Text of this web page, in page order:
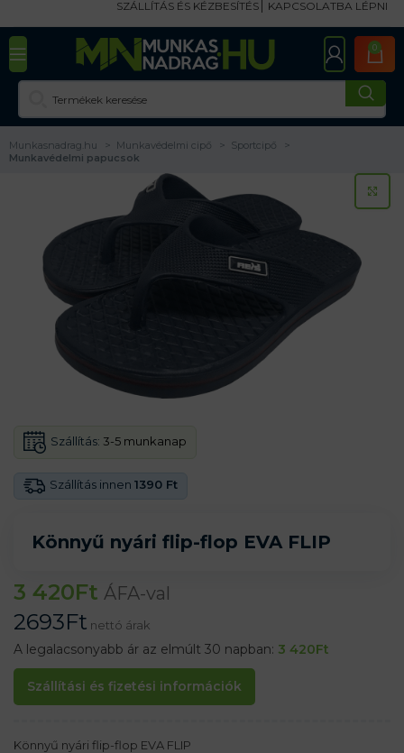
SZÁLLÍTÁS ÉS KÉZBESÍTÉS KAPCSOLATBA LÉPNI
0
Munkasnadrag.hu Munkavédelmi cipő
Sportcipő
Munkavédelmi papucsok
Könnyű nyári flip-flop EVA FLIP
Szállítás innen 1390 Ft
Szállítás: 3-5 munkanap
3 420Ft ÁFA-val
2693Ft nettó árak
A legalacsonyabb ár az elmúlt 30 napban: 3 420Ft
Szállítási és fizetési információk
Könnyű nyári flip-flop EVA FLIP